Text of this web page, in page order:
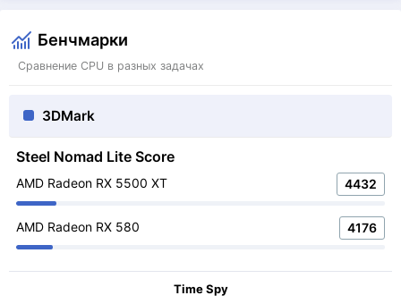
Бенчмарки
Сравнение CPU в разных задачах
3DMark
Steel Nomad Lite Score
AMD Radeon RX 5500 XT 4432
AMD Radeon RX 580 4176
Time Spy